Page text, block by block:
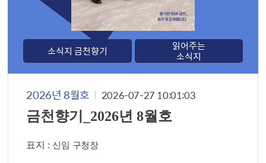
소식지 금천향기
읽어주는
소식지
2026년 8월호 2026-07-27 10:01:03
금천향기 _2026년8월호
표지 : 신임 구청장